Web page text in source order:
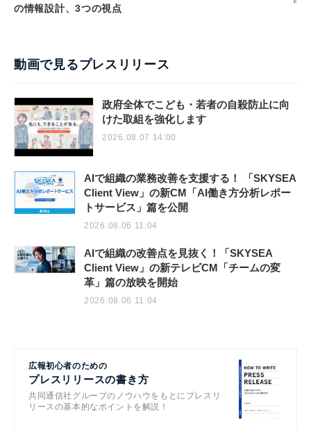
の情報設計、3つの視点
動画で見るプレスリリース
政府全体でこども・若者の自殺防止に向
けた取組を強化します
2026.08.07 14:00
AIで組織の業務改善を支援する！ 「SKYSEA
Client View」の新CM「AI働き方分析レポー
トサービス」篇を公開
2026.08.06 11:04
AIで組織の改善点を見抜く！「SKYSEA
Client View」の新テレビCM「チームの変
革」篇の放映を開始
2026.08.06 11:04
広報初心者のための
プレスリリースの書き方
共同通信社グループのノウハウをもとにプレスリ
リースの基本的なポイントを解説！